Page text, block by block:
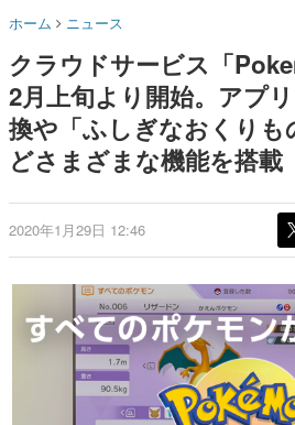
名作ゲームクリエイターの方
きます。
赫本
この物語を解いてはいけな
の形をした短編ホラー小説集
これからのデジタルゲーム
の姿を追い、彼らのルーツ
ゲームに多大な影響を受け
日本のコンテンツ産業やカル
画です。
日本モバイルゲーム産業
日本のモバイルゲーム史にお
ルを網羅するほか、開発者へ
解説を掲載。約20年の歴史が
ークやジオン公国軍のエンブレ
ホーム ニュース
クラウドサービス「
2月上旬より開始。アプ
換や「ふしぎなおくりも
どさまざまな機能を搭載
2020年1月29日 12:46